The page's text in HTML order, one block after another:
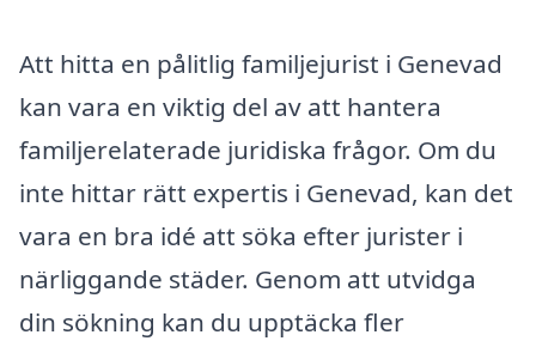
Att hitta en pålitlig familjejurist i Genevad
kan vara en viktig del av att hantera
familjerelaterade juridiska frågor. Om du
inte hittar rätt expertis i Genevad, kan det
vara en bra idé att söka efter jurister i
närliggande städer. Genom att utvidga
din sökning kan du upptäcka fler